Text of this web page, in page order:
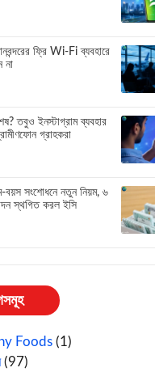
ফ্রি Wi-Fi ব্যবহারে
না
তবুও ইনস্টাগ্রাম ব্যবহার
গ্রাহকরা
বয়স সংশোধনে নতুন নিয়ম, ৬
স্থগিত করল ইসি
Foods (1)
(97)